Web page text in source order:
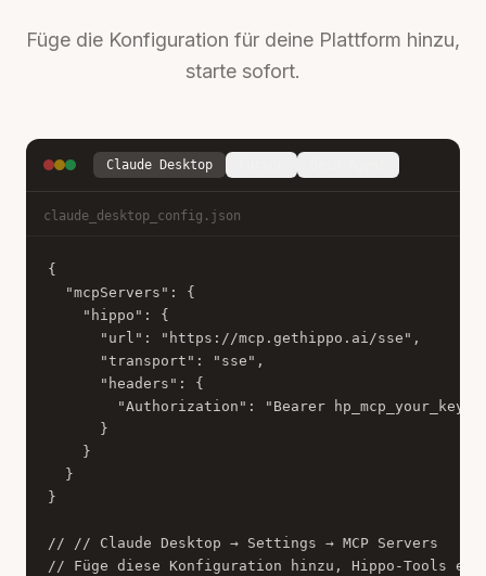
Füge die Konfiguration für deine Plattform hinzu,
starte sofort.
Claude Desktop
claude_desktop_config.json
{
  "mcpServers": {
    "hippo": {
      "url": "https://mcp.gethippo.ai/sse",
      "transport": "sse",
      "headers": {
        "Authorization": "Bearer hp_mcp_your_key"
      }
    }
  }
}
// // Claude Desktop → Settings → MCP Servers
// Füge diese Konfiguration hinzu, Hippo-Tools